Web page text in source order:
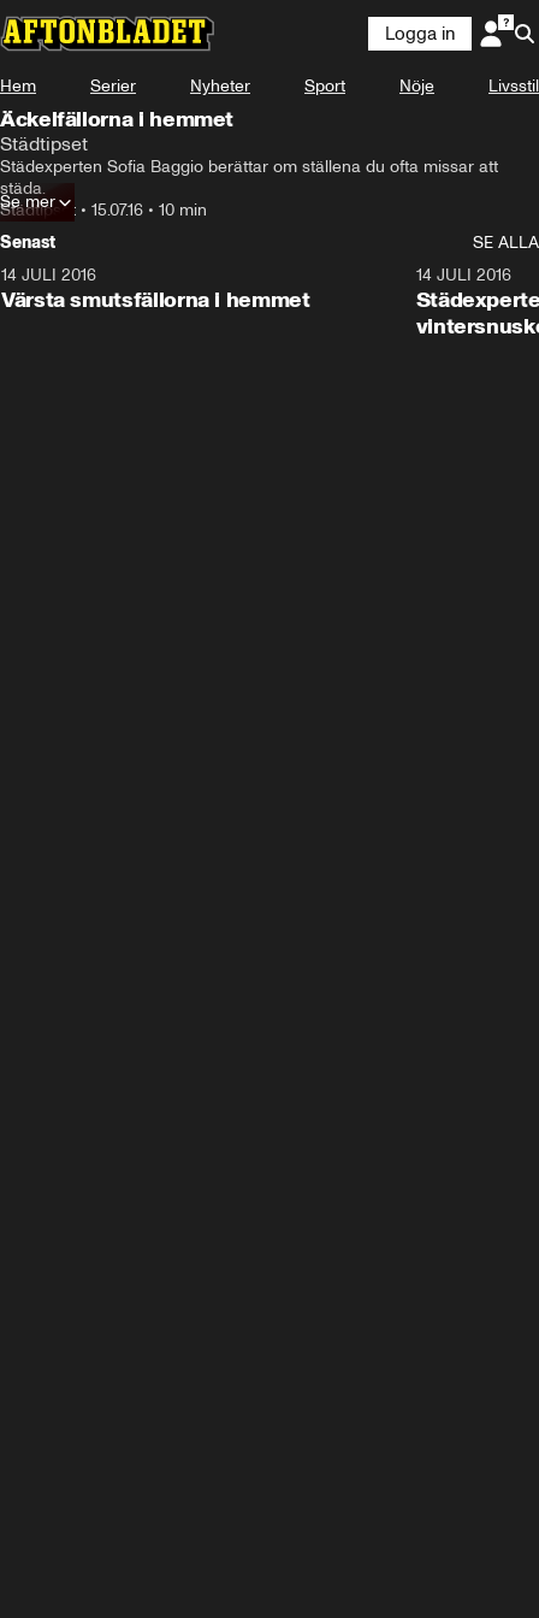
Logga in
Hem Serier Nyheter Sport Nöje Livsstil
Äckelfällorna i hemmet
Städtipset
Städexperten Sofia Baggio berättar om ställena du ofta missar att
städa.
Städtipset • 15.07.16 • 10 min
Se mer
Senast
SE ALLA
14 JULI 2016
Värsta smutsfällorna i hemmet
14 JULI 2016